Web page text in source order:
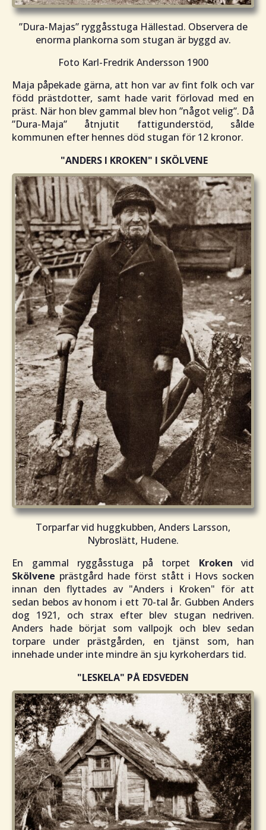
”Dura-Majas” ryggåsstuga Hällestad. Observera de
enorma plankorna som stugan är byggd av.
Foto Karl-Fredrik Andersson 1900
Maja påpekade gärna, att hon var av fint folk och var
född prästdotter, samt hade varit förlovad med en
präst. När hon blev gammal blev hon ”något velig”. Då
”Dura-Maja” åtnjutit fattigunderstöd, sålde
kommunen efter hennes död stugan för 12 kronor.
"ANDERS I KROKEN" I SKÖLVENE
Torparfar vid huggkubben, Anders Larsson,
Nybroslätt, Hudene.
En gammal ryggåsstuga på torpet Kroken vid
Skölvene prästgård hade först stått i Hovs socken
innan den flyttades av "Anders i Kroken" för att
sedan bebos av honom i ett 70-tal år. Gubben Anders
dog 1921, och strax efter blev stugan nedriven.
Anders hade börjat som vallpojk och blev sedan
torpare under prästgården, en tjänst som, han
innehade under inte mindre än sju kyrkoherdars tid.
"LESKELA" PÅ EDSVEDEN